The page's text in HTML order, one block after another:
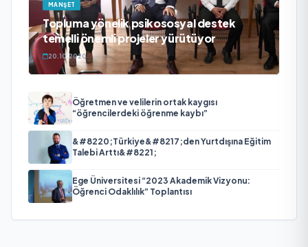
MANŞET
Topluma yönelik psikososyal destek
temelli önemli projeler yürütüyor
20.10.2020
Öğretmen ve velilerin ortak kaygısı
“öğrencilerdeki öğrenme kaybı”
&#8220;Türkiye&#8217;den Yurtdışına Eğitim
Talebi Arttı&#8221;
Ege Üniversitesi “2023 Akademik Vizyonu:
Öğrenci Odaklılık” Toplantısı